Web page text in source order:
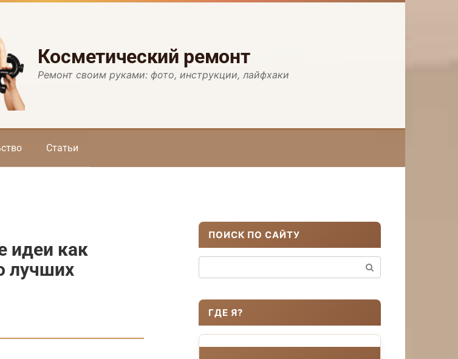
Косметический ремонт
Ремонт своим руками: фото, инструкции, лайфхаки
Статьи
идеи как
лучших
ПОИСК ПО САЙТУ
ГДЕ Я?